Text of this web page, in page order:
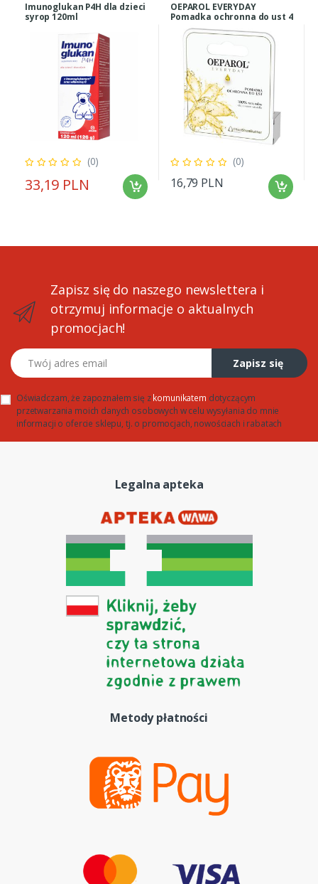
Imunoglukan P4H dla dzieci
syrop 120ml
(0)
33,19 PLN
OEPAROL EVERYDAY
Pomadka ochronna do ust 4
(0)
16,79 PLN
Zapisz się do naszego newslettera i
otrzymuj informacje o aktualnych
promocjach!
Twój adres email
Zapisz się
Oświadczam, że zapoznałem się zkomunikatem dotyczącym
przetwarzania moich danych osobowych w celu wysyłania do mnie
informacji o ofercie sklepu, tj. o promocjach, nowościach i rabatach
Legalna apteka
Metody płatności